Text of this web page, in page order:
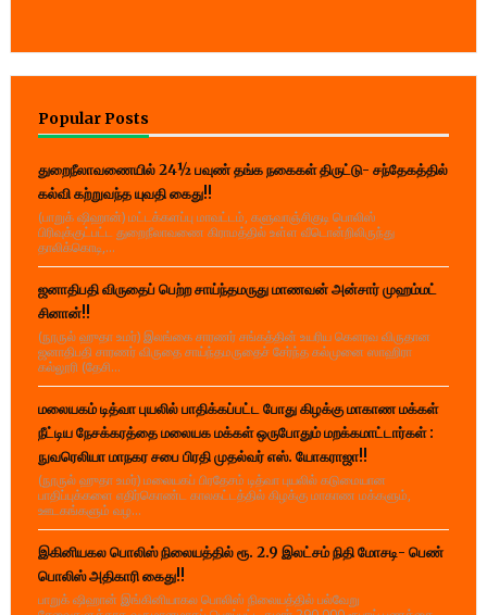
Popular Posts
துறைநீலாவணையில் 24½ பவுண் தங்க நகைகள் திருட்டு- சந்தேகத்தில்
கல்வி கற்றுவந்த யுவதி கைது!!
(பாறுக் ஷிஹான்) மட்டக்களப்பு மாவட்டம், களுவாஞ்சிகுடி பொலிஸ்
பிரிவுக்குட்பட்ட துறைநீலாவணை கிராமத்தில் உள்ள வீடொன்றிலிருந்து
தாலிக்கொடி,...
ஜனாதிபதி விருதைப் பெற்ற சாய்ந்தமருது மாணவன் அன்சார் முஹம்மட்
சினான்!!
(நூருல் ஹுதா உமர்) இலங்கை சாரணர் சங்கத்தின் உயரிய கௌரவ விருதான
ஜனாதிபதி சாரணர் விருதை சாய்ந்தமருதைச் சேர்ந்த கல்முனை ஸாஹிரா
கல்லூரி (தேசி...
மலையகம் டித்வா புயலில் பாதிக்கப்பட்ட போது கிழக்கு மாகாண மக்கள்
நீட்டிய நேசக்கரத்தை மலையக மக்கள் ஒருபோதும் மறக்கமாட்டார்கள் :
நுவரெலியா மாநகர சபை பிரதி முதல்வர் எஸ். யோகராஜா!!
(நூருல் ஹுதா உமர்) மலையகப் பிரதேசம் டித்வா புயலில் கடுமையான
பாதிப்புக்களை எதிர்கொண்ட காலகட்டத்தில் கிழக்கு மாகாண மக்களும்,
ஊடகங்களும் வழ...
இகினியகல பொலிஸ் நிலையத்தில் ரூ. 2.9 இலட்சம் நிதி மோசடி- பெண்
பொலிஸ் அதிகாரி கைது!!
பாறுக் ஷிஹான் இங்கினியாகல பொலிஸ் நிலையத்தில் பல்வேறு